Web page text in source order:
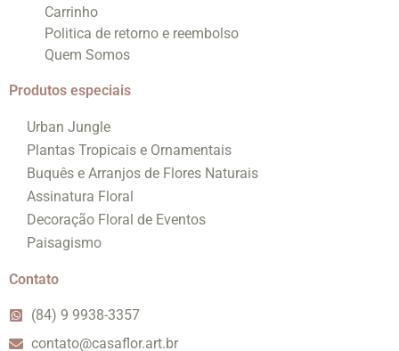
Carrinho
Politica de retorno e reembolso
Quem Somos
Produtos especiais
Urban Jungle
Plantas Tropicais e Ornamentais
Buquês e Arranjos de Flores Naturais
Assinatura Floral
Decoração Floral de Eventos
Paisagismo
Contato
(84) 9 9938-3357
contato@casaflor.art.br